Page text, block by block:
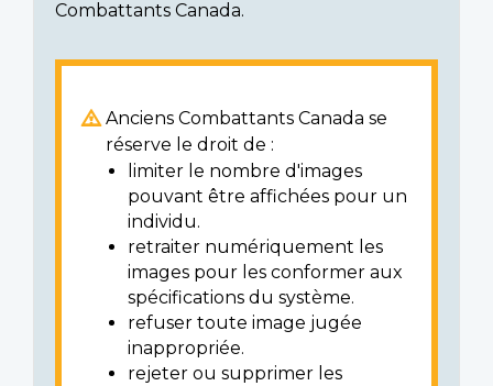
Combattants Canada.
Anciens Combattants Canada se
réserve le droit de :
limiter le nombre d'images
pouvant être affichées pour un
individu.
retraiter numériquement les
images pour les conformer aux
spécifications du système.
refuser toute image jugée
inappropriée.
rejeter ou supprimer les